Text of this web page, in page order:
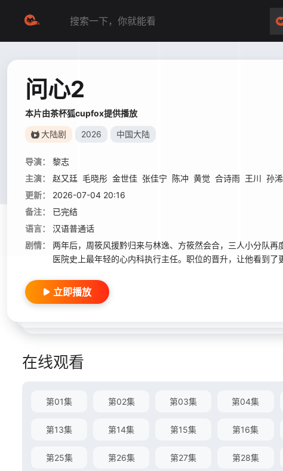
问心2
本片由茶杯狐cupfox提供播放
大陆剧 2026 中国大陆
导演：
黎志
主演：
赵又廷 毛晓彤 金世佳 张佳宁 陈冲 黄觉 合诗雨 王川 孙
更新：
2026-07-04 20:16
备注：
已完结
语言：
汉语普通话
剧情：
两年后，周筱风援黔归来与林逸、方筱然会合，三人小分队
医院史上最年轻的心内科执行主任。职位的晋升，让他看到
立即播放
在线观看
第01集 第02集 第03集 第04集
第13集 第14集 第15集 第16集
第25集 第26集 第27集 第28集